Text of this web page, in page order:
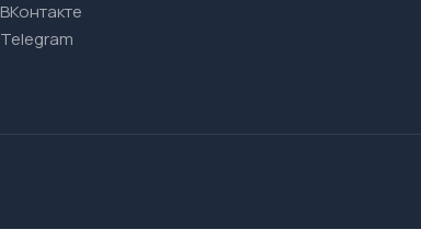
ВКонтакте
Telegram